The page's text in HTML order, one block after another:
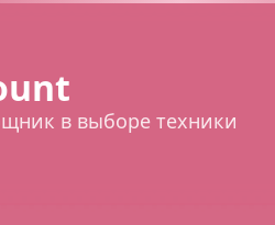
в выборе техники